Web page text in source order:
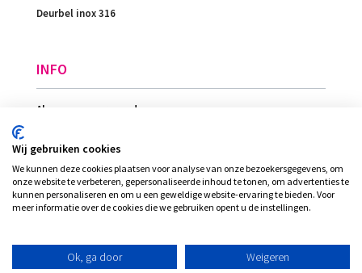
Deurbel inox 316
INFO
Algemene voorwaarden
Levering
Ligging
© Plexi-view - INVENT bvba, alle rechten
Wij gebruiken cookies
We kunnen deze cookies plaatsen voor analyse van onze bezoekersgegevens, om
onze website te verbeteren, gepersonaliseerde inhoud te tonen, om advertenties te
kunnen personaliseren en om u een geweldige website-ervaring te bieden. Voor
meer informatie over de cookies die we gebruiken opent u de instellingen.
Ok, ga door Weigeren